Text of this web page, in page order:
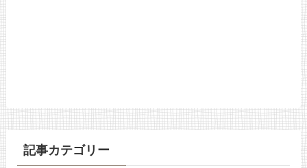
記事カテゴリー